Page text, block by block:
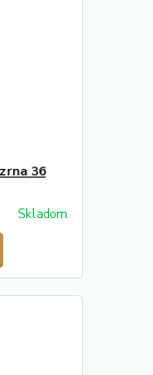
36
Skladom